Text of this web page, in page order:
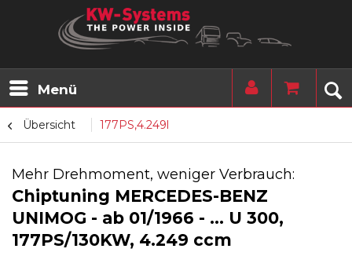
Menü
Übersicht 177PS,4.249l
Mehr Drehmoment, weniger Verbrauch:
Chiptuning MERCEDES-BENZ
UNIMOG - ab 01/1966 - ... U 300,
177PS/130KW, 4.249 ccm